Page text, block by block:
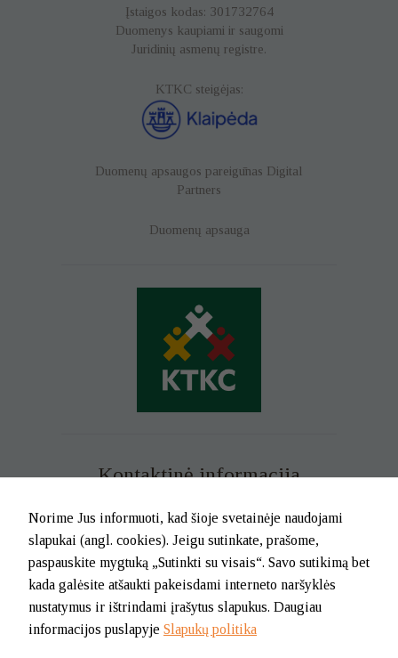
Įstaigos kodas: 301732764
Duomenys kaupiami ir saugomi
Juridinių asmenų registre.
KTKC steigėjas:
Duomenų apsaugos pareigūnas Digital
Partners
Duomenų apsauga
Kontaktinė informacija
Mob. tel. +370 699 73 229
Tel. (0-46) 21 02 83
El.p. info@klaipedatkc.lt
K. Donelaičio g. 6B, Klaipėda
I-V nuo 8.00 iki 17.00.
Norime Jus informuoti, kad šioje svetainėje naudojami
slapukai (angl. cookies). Jeigu sutinkate, prašome,
paspauskite mygtuką „Sutinkti su visais“. Savo sutikimą bet
kada galėsite atšaukti pakeisdami interneto naršyklės
nustatymus ir ištrindami įrašytus slapukus. Daugiau
informacijos puslapyje Slapukų politika